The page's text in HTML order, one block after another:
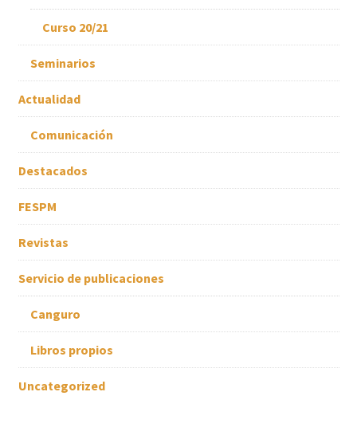
Curso 20/21
Seminarios
Actualidad
Comunicación
Destacados
FESPM
Revistas
Servicio de publicaciones
Canguro
Libros propios
Uncategorized